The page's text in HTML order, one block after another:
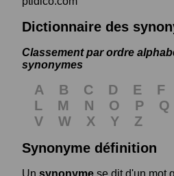
Dictionnaire des
Classement par ordre
synonymes
A B C D E F
L
M N O P Q
V
W X Y
Z
Synonyme définition
Un synonyme se dit d'un mot